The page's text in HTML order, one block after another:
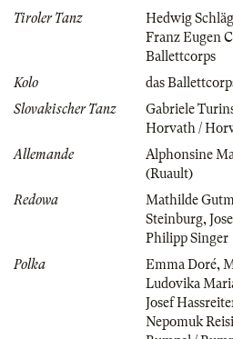
Tiroler Tanz
Hedwig
Franz Eugen
Ballettcorps
Kolo
das
Slovakischer Tanz
Gabriele
Horvath /
Allemande
Alphonsine
(Ruault)
Redowa
Mathilde
Steinburg,
Philipp Singer
Polka
Emma Doré,
Ludovika
Josef
Nepomuk